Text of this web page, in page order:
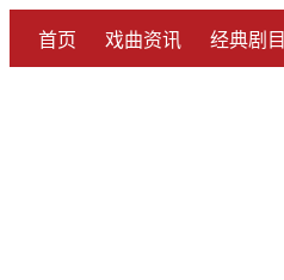
首页 戏曲资讯 经典剧目